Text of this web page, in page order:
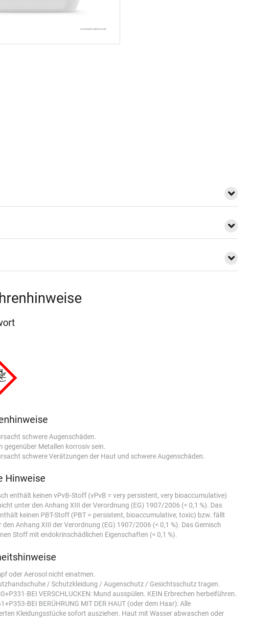
schwere Augenschäden.
gegenüber Metallen korrosiv sein.
schwere Verätzungen der Haut und schwere Augenschäden.
Hinweise
enthält keinen vPvB-Stoff (vPvB = very persistent, very bioaccumulative)
unter den Anhang XIII der Verordnung (EG) 1907/2006 (< 0,1 %). Das
keinen PBT-Stoff (PBT = persistent, bioaccumulative, toxic) bzw. fällt
den Anhang XIII der Verordnung (EG) 1907/2006 (< 0,1 %). Das Gemisch
Stoff mit endokrinschädlichen Eigenschaften (< 0,1 %).
oder Aerosol nicht einatmen.
/ Schutzkleidung / Augenschutz / Gesichtsschutz tragen.
BEI VERSCHLUCKEN: Mund ausspülen. KEIN Erbrechen herbeiführen.
BEI BERÜHRUNG MIT DER HAUT (oder dem Haar): Alle
Kleidungsstücke sofort ausziehen. Haut mit Wasser abwaschen oder